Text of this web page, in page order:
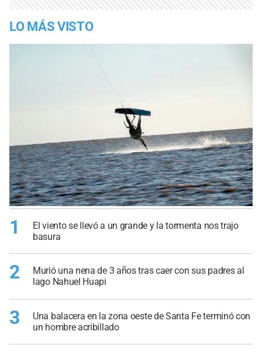
LO MÁS VISTO
1
El viento se llevó a un grande y la tormenta nos trajo
basura
2
Murió una nena de 3 años tras caer con sus padres al
lago Nahuel Huapi
3
Una balacera en la zona oeste de Santa Fe terminó con
un hombre acribillado